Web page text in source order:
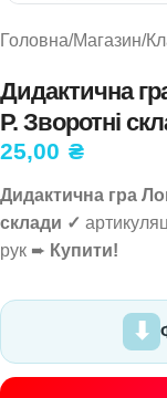
Головна/Магазин/
Дидактична
Р. Зворотні
25,00 ₴
Дидактична гра
склади ✓
рук ➨ Купити!